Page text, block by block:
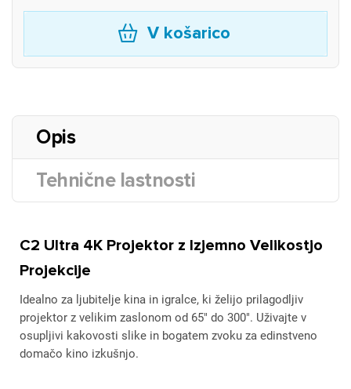
V košarico
Opis
Tehnične lastnosti
C2 Ultra 4K Projektor z Izjemno Velikostjo
Projekcije
Idealno za ljubitelje kina in igralce, ki želijo prilagodljiv
projektor z velikim zaslonom od 65" do 300". Uživajte v
osupljivi kakovosti slike in bogatem zvoku za edinstveno
domačo kino izkušnjo.